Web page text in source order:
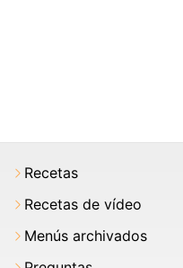
Recetas
Recetas de vídeo
Menús archivados